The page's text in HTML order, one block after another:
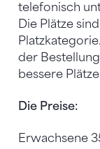
telefonisch
Die Plätze
der
bessere
Die Preise:
Erwachsene